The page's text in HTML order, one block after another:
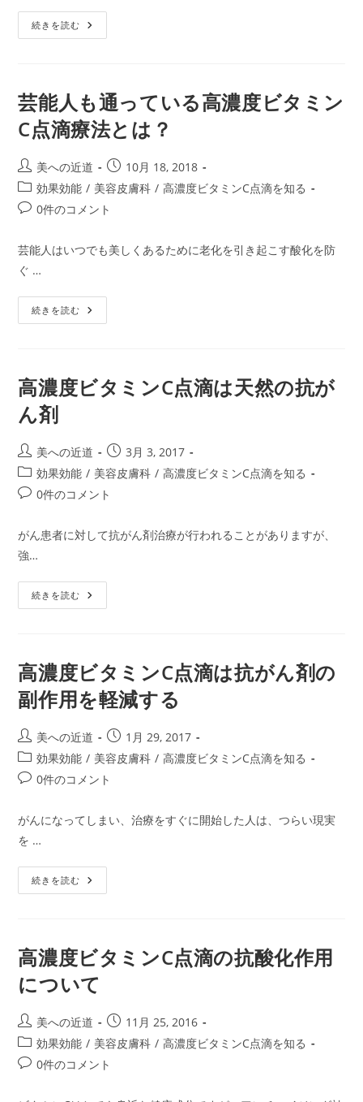
ト:
続きを読む 高
濃
ン
C
点
滴
療
に
適
さ
な
い
人
芸能人も通っている高濃度ビタミン
C点滴療法とは？
投
稿
者:
美への近道
投
稿
10月 18, 2018
投
稿
ゴ
リ
効果効能 / 美容皮膚科 / 高濃度ビタミンC点滴を知る
投
コ
メ
ン
ト:
0件のコメント
芸能人はいつでも美しくあるために老化を引き起こす酸化を防
ぐ …
続きを読む 芸
能
て
い
る
ビ
タ
ミ
ン
C
点
療
法
高濃度ビタミンC点滴は天然の抗が
ん剤
投
稿
者:
美への近道
投
稿
3月 3, 2017
投
稿
ゴ
リ
効果効能 / 美容皮膚科 / 高濃度ビタミンC点滴を知る
投
コ
メ
ン
ト:
0件のコメント
がん患者に対して抗がん剤治療が行われることがありますが、
強…
続きを読む 高
濃
ン
C
点
滴
は
然
の
抗
が
ん
剤
高濃度ビタミンC点滴は抗がん剤の
副作用を軽減する
投
稿
者:
美への近道
投
稿
1月 29, 2017
投
稿
ゴ
リ
効果効能 / 美容皮膚科 / 高濃度ビタミンC点滴を知る
投
コ
メ
ン
ト:
0件のコメント
がんになってしまい、治療をすぐに開始した人は、つらい現実
を …
続きを読む 高
濃
ン
C
点
滴
は
が
ん
剤
の
副
作
高濃度ビタミンC点滴の抗酸化作用
について
投
稿
者:
美への近道
投
稿
11月 25, 2016
投
稿
効果効能 / 美容皮膚科 / 高濃度ビタミンC点滴を知る
投
コ
0件のコメント